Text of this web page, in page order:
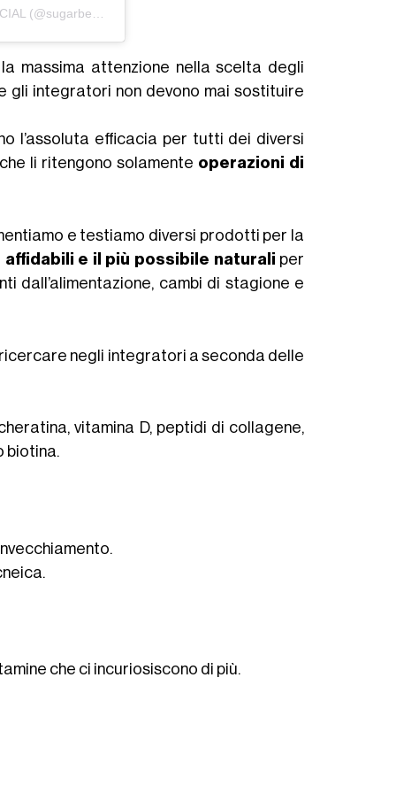
massima attenzione nella scelta degli
gli integratori non devono mai sostituire
l’assoluta efficacia per tutti dei diversi
li ritengono solamente operazioni di
e testiamo diversi prodotti per la
affidabili e il più possibile naturali per
dall’alimentazione, cambi di stagione e
negli integratori a seconda delle
vitamina D, peptidi di collagene,
biotina.
che ci incuriosiscono di più.